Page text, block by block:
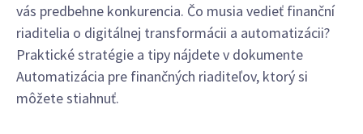
vás predbehne konkurencia. Čo musia vedieť finanční
riaditelia o digitálnej transformácii a automatizácii?
Praktické stratégie a tipy nájdete v dokumente
Automatizácia pre finančných riaditeľov, ktorý si
môžete stiahnuť.